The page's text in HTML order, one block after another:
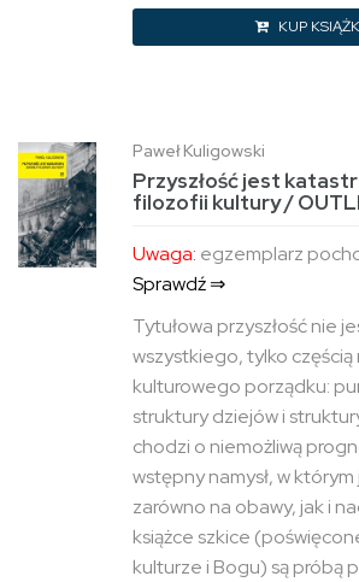
KUP
Paweł Kuligowski
Przyszłość jest
filozofii kultury /
Uwaga: egzemplarz
Sprawdź ⇒
Tytułowa przyszłość nie
wszystkiego, tylko
kulturowego porządku:
struktury dziejów i
chodzi o niemożliwą
wstępny namysł, w
zarówno na obawy, jak i
książce szkice
kulturze i Bogu) są próbą